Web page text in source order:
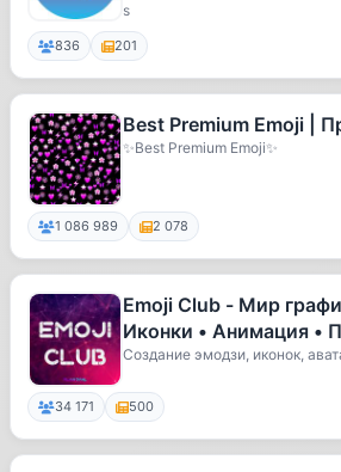
s
836 201
Best Premium Emoji |
✨Best Premium Emoji✨
1 086 989 2 078
Emoji Club - Мир
Иконки • Анимация •
Создание эмодзи, иконок,
34 171 500